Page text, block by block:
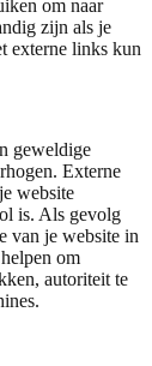
om naar
zijn als je
externe links kun
geweldige
Externe
website
is. Als gevolg
van je website in
om
autoriteit te